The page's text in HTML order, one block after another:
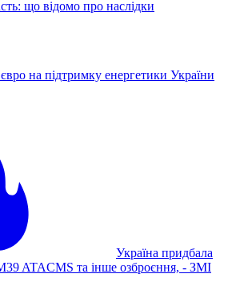
що відомо про наслідки
на підтримку енергетики України
Україна придбала
ATACMS та інше озброєння, - ЗМІ